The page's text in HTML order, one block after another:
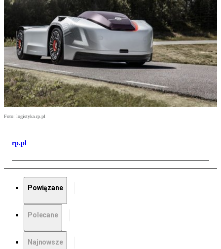
Foto: logistyka.rp.pl
rp.pl
Powiązane
Polecane
Najnowsze